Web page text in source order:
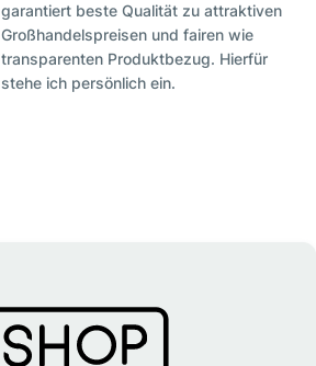
garantiert beste Qualität zu attraktiven
Großhandelspreisen und fairen wie
transparenten Produktbezug. Hierfür
stehe ich persönlich ein.